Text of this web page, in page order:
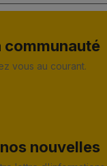
communauté
vous au courant.
nouvelles